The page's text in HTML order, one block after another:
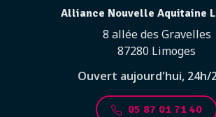
Alliance Nouvelle Aquitaine
8 allée des Gravelles
87280 Limoges
Ouvert aujourd'hui, 24h/
05 87 01 71 40